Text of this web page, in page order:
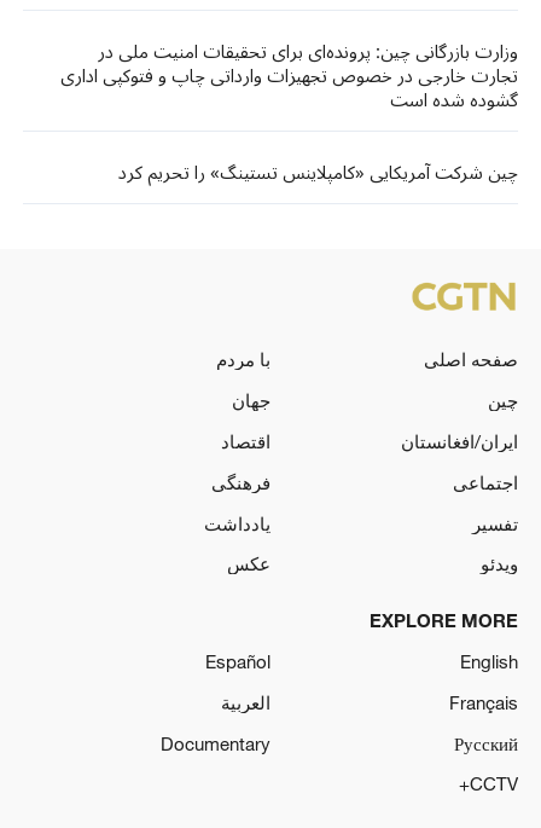
وزارت بازرگانی چین: پرونده‌ای برای تحقیقات امنیت ملی در
تجارت خارجی در خصوص تجهیزات وارداتی چاپ و فتوکپی اداری
گشوده شده است
چین شرکت آمریکایی «کامپلاینس تستینگ» را تحریم کرد
صفحه اصلی
با مردم
چین
جهان
ایران/افغانستان
اقتصاد
اجتماعی
فرهنگی
تفسیر
یادداشت
ویدئو
عکس
EXPLORE MORE
English
Español
Français
العربية
Русский
Documentary
CCTV+